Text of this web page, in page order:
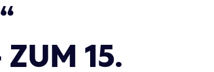
15.